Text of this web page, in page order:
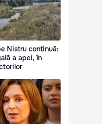
Nistru continuă:
a apei, în